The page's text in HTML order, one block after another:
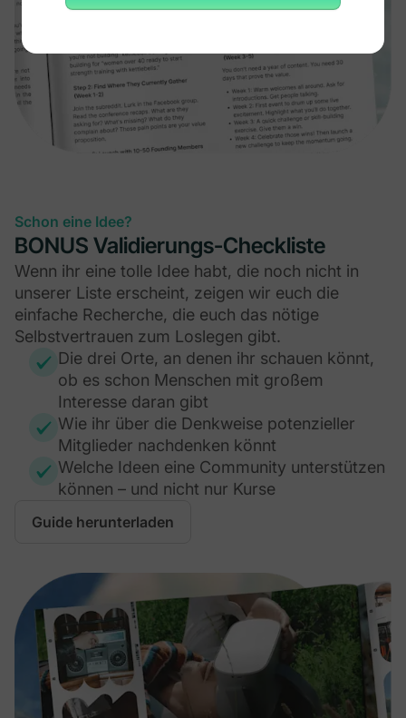
Schon eine Idee?
BONUS Validierungs-Checkliste
Wenn ihr eine tolle Idee habt, die noch nicht in
unserer Liste erscheint, zeigen wir euch die
einfache Recherche, die euch das nötige
Selbstvertrauen zum Loslegen gibt.
Die drei Orte, an denen ihr schauen könnt,
ob es schon Menschen mit großem
Interesse daran gibt
Wie ihr über die Denkweise potenzieller
Mitglieder nachdenken könnt
Welche Ideen eine Community unterstützen
können – und nicht nur Kurse
Guide herunterladen